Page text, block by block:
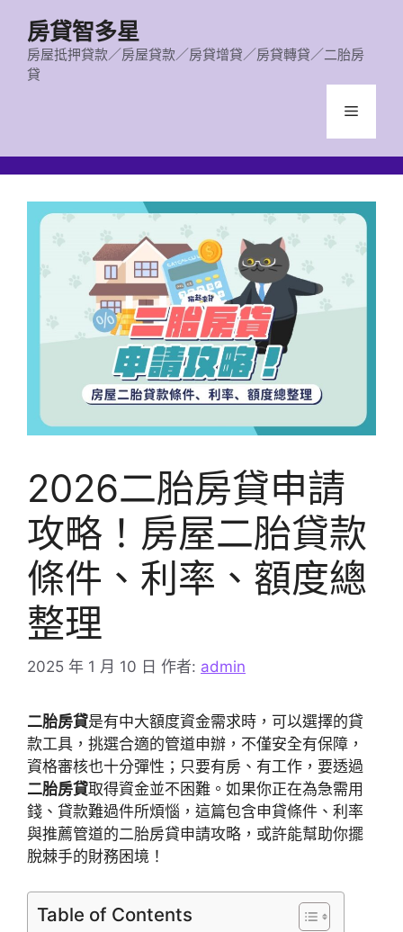
房貸智多星
房屋抵押貸款／房屋貸款／房貸增貸／房貸轉貸／二胎房
貸
選
2026二胎房貸申請
攻略！房屋二胎貸款
條件、利率、額度總
整理
2025 年 1 月 10 日 作者: admin
二胎房貸是有中大額度資金需求時，可以選擇的貸
款工具，挑選合適的管道申辦，不僅安全有保障，
資格審核也十分彈性；只要有房、有工作，要透過
二胎房貸取得資金並不困難。如果你正在為急需用
錢、貸款難過件所煩惱，這篇包含申貸條件、利率
與推薦管道的二胎房貸申請攻略，或許能幫助你擺
脫棘手的財務困境！
Table of Contents